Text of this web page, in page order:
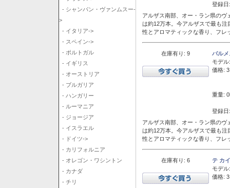
- シャンパン・ヴァンムスー-
>
- イタリア->
- スペイン->
- ポルトガル
- イギリス
- オーストリア
- ブルガリア
- ハンガリー
- ルーマニア
- ジョージア
- イスラエル
- ドイツ->
- カリフォルニア
- オレゴン・ワシントン
- カナダ
- チリ
登録
アルザス南部、オー・ラン県の
は約12万本。今アルザスで最も
性とアロマティックな香り、フレ
在庫有り: 9
バル
モデル:
価格:
重量:
登録
アルザス南部、オー・ラン県の
は約12万本。今アルザスで最も
性とアロマティックな香り、フレ
在庫有り: 6
テ カ
モデル:
価格: